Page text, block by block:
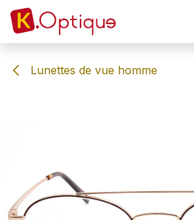
Se rendre au contenu
Lunettes de vue homme